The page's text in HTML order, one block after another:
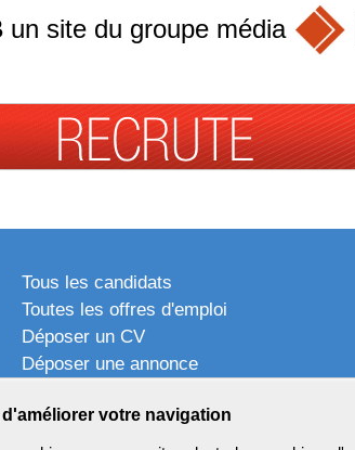
votre navigation
un site du groupe média
Tous les candidats
Toutes les offres d'emploi
Déposer un CV
Déposer une annonce